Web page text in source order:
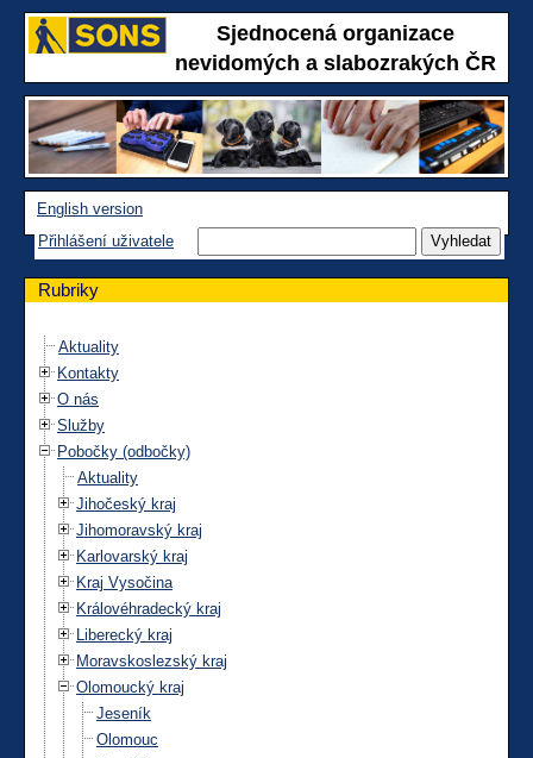
Sjednocená organizace
nevidomých a slabozrakých ČR
English version
Přihlášení uživatele
Rubriky
Aktuality
Kontakty
O nás
Služby
Pobočky (odbočky)
Aktuality
Jihočeský kraj
Jihomoravský kraj
Karlovarský kraj
Kraj Vysočina
Královéhradecký kraj
Liberecký kraj
Moravskoslezský kraj
Olomoucký kraj
Jeseník
Olomouc